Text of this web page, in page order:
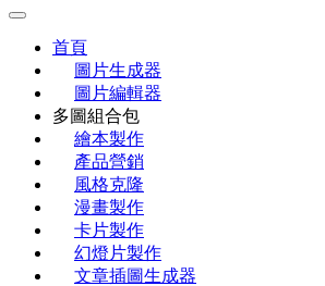
首頁
圖片生成器
圖片編輯器
多圖組合包
繪本製作
產品營銷
風格克隆
漫畫製作
卡片製作
幻燈片製作
文章插圖生成器